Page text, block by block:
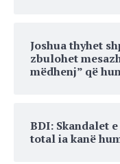
Joshua thyhet
zbulohet
mëdhenj” që
BDI: Skandalet
total ia kanë